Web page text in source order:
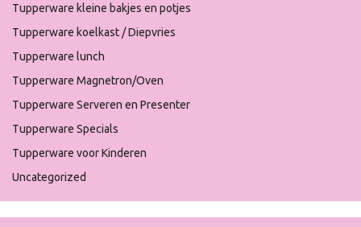
Tupperware kleine bakjes en potjes
Tupperware koelkast / Diepvries
Tupperware lunch
Tupperware Magnetron/Oven
Tupperware Serveren en Presenter
Tupperware Specials
Tupperware voor Kinderen
Uncategorized